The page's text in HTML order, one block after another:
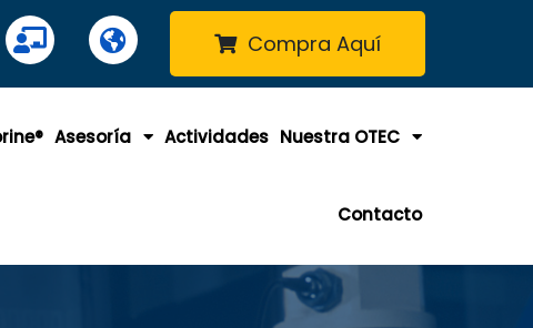
Compra Aquí
Asesoría Actividades Nuestra OTEC
Contacto